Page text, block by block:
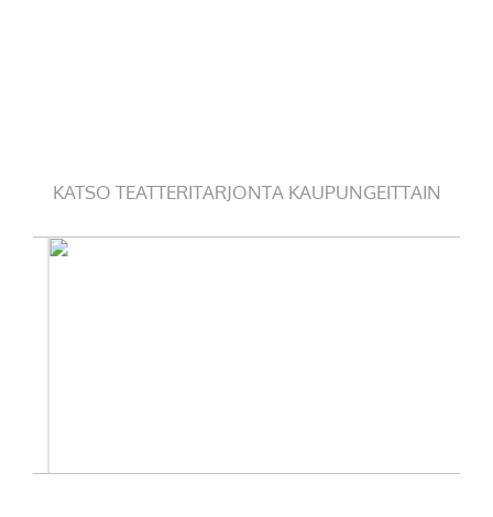
KATSO TEATTERITARJONTA KAUPUNGEITTAIN